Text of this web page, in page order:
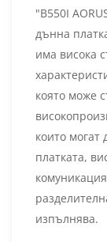
"B550I
дънна
има висока
която може
които могат
платката,
изпълнява.